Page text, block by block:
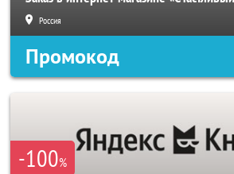
Россия
Промокод
-100%